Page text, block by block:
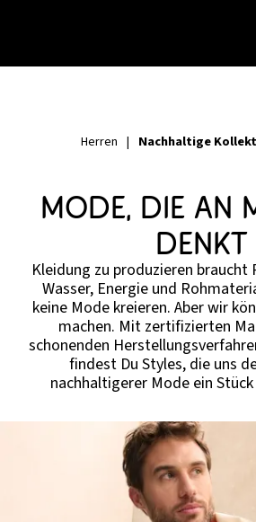
Herren | Nachhaltige
Mode, die an
denkt
Kleidung zu produzieren braucht
Wasser, Energie und
keine Mode kreieren. Aber wir
machen. Mit zertifizierten
schonenden
findest Du Styles, die uns
nachhaltigerer Mode ein